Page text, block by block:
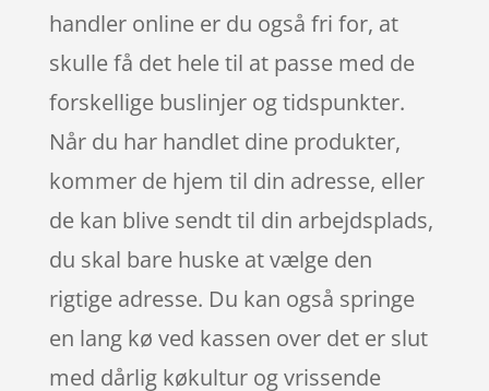
handler online er du også fri for, at
skulle få det hele til at passe med de
forskellige buslinjer og tidspunkter.
Når du har handlet dine produkter,
kommer de hjem til din adresse, eller
de kan blive sendt til din arbejdsplads,
du skal bare huske at vælge den
rigtige adresse. Du kan også springe
en lang kø ved kassen over det er slut
med dårlig køkultur og vrissende